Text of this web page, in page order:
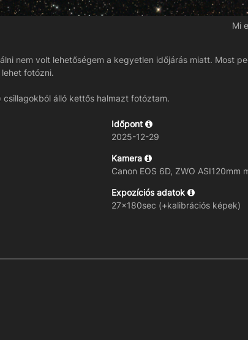
Mi
nem volt lehetőségem a kegyetlen időjárás miatt. Most
fotózni.
álló kettős halmazt fotóztam.
Időpont
2025-12-29
Kamera
Canon EOS 6D, ZWO ASI120mm
Expozíciós adatok
27x180sec (+kalibrációs képek)